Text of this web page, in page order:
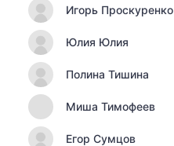
Игорь Проскуренко
Юлия Юлия
Полина Тишина
Миша Тимофеев
Егор Сумцов